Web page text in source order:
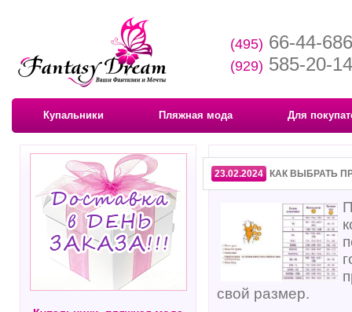
(495) 66-44-686
(929) 585-20-14
Купальники Пляжная мода Для
23.02.2024 КАК ВЫБРАТЬ
свой размер.